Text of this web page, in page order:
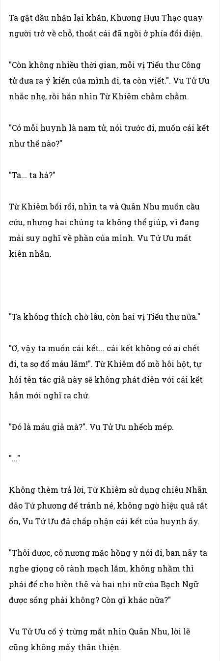
Ta gật đầu nhận lại khăn, Khương Hựu Thạc quay
người trở về chỗ, thoắt cái đã ngồi ở phía đối diện.
"Còn không nhiều thời gian, mỗi vị Tiểu thư Công
tử đưa ra ý kiến của mình đi, ta còn viết.". Vu Tử Ưu
nhắc nhẹ, rồi hắn nhìn Từ Khiêm chằm chằm.
"Có mỗi huynh là nam tử, nói trước đi, muốn cái kết
như thế nào?"
"Ta... ta hả?"
Từ Khiêm bối rối, nhìn ta và Quân Nhu muốn cầu
cứu, nhưng hai chúng ta không thể giúp, vì đang
mải suy nghĩ về phần của mình. Vu Tử Ưu mất
kiên nhẫn.
"Ta không thích chờ lâu, còn hai vị Tiểu thư nữa."
"Ơ, vậy ta muốn cái kết... cái kết không có ai chết
đi, ta sợ đổ máu lắm!". Từ Khiêm đổ mồ hôi hột, tự
hỏi tên tác giả này sẽ không phát điên với cái kết
hắn mới nghĩ ra chứ.
"Đó là máu giả mà?". Vu Tử Ưu nhếch mép.
"..."
Không thèm trả lời, Từ Khiêm sử dụng chiêu Nhãn
đảo Tứ phương để tránh né, không ngờ hiệu quả rất
ổn, Vu Tử Ưu đã chấp nhận cái kết của huynh ấy.
"Thôi được, cô nương mặc hồng y nói đi, ban nãy ta
nghe giọng cô rành mạch lắm, không nhầm thì
phải để cho hiền thê và hai nhi nữ của Bạch Ngữ
được sống phải không? Còn gì khác nữa?"
Vu Tử Ưu cố ý trừng mắt nhìn Quân Nhu, lời lẽ
cũng không mấy thân thiện.